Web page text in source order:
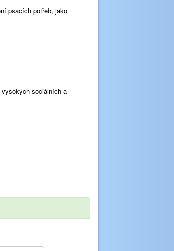
psacích potřeb, jako
sociálních a